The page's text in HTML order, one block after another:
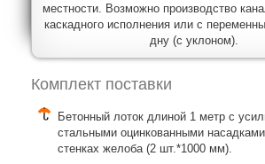
местности. Возможно производство
каскадного исполнения или с
дну (с уклоном).
Комплект поставки
Бетонный лоток длиной 1 метр с
стальными оцинкованными
стенках желоба (2 шт.*1000 мм).